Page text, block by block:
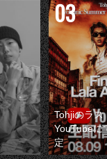
Tohjiのラス
YouTubeに
定